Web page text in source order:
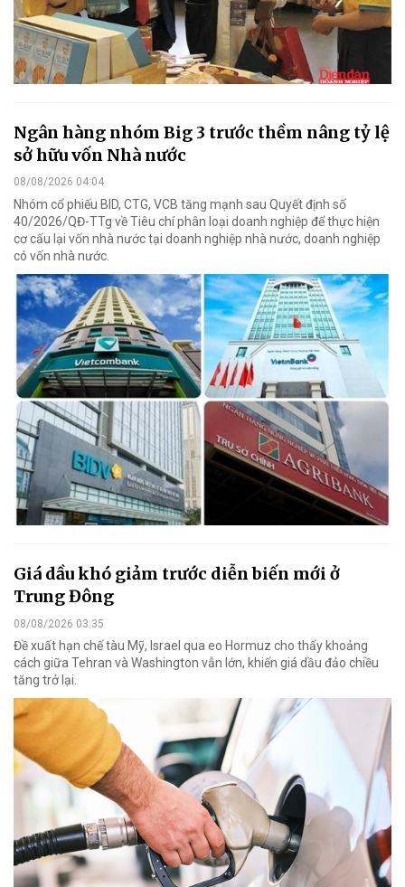
Ngân hàng nhóm Big 3 trước thềm nâng tỷ lệ
sở hữu vốn Nhà nước
08/08/2026 04:04
Nhóm cổ phiếu BID, CTG, VCB tăng mạnh sau Quyết định số
40/2026/QĐ-TTg về Tiêu chí phân loại doanh nghiệp để thực hiện
cơ cấu lại vốn nhà nước tại doanh nghiệp nhà nước, doanh nghiệp
có vốn nhà nước.
Giá dầu khó giảm trước diễn biến mới ở
Trung Đông
08/08/2026 03:35
Đề xuất hạn chế tàu Mỹ, Israel qua eo Hormuz cho thấy khoảng
cách giữa Tehran và Washington vẫn lớn, khiến giá dầu đảo chiều
tăng trở lại.